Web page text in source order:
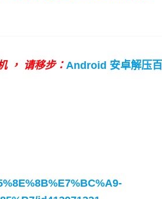
， 请移步： Android 安卓解压百